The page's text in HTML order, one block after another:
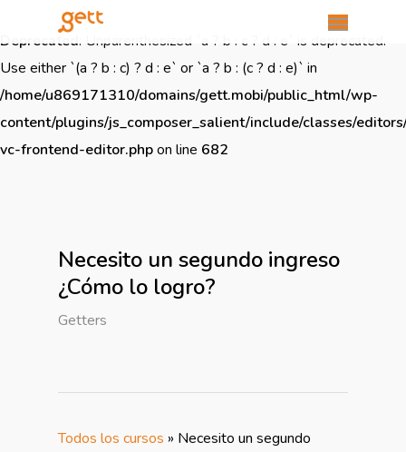
Deprecated: Unparenthesized `a ? b : c ? d : e` is deprecated.
Use either `(a ? b : c) ? d : e` or `a ? b : (c ? d : e)` in
/home/u869171310/domains/gett.mobi/public_html/wp-
content/plugins/js_composer_salient/include/classes/
vc-frontend-editor.phpon line 682
Necesito un segundo ingreso
¿Cómo lo logro?
Getters
Todos los cursos » Necesito un segundo